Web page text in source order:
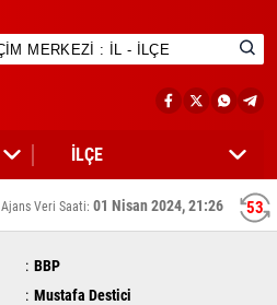
52
Ajans Veri Saati: 01 Nisan 2024, 21:26
BBP
Mustafa Destici